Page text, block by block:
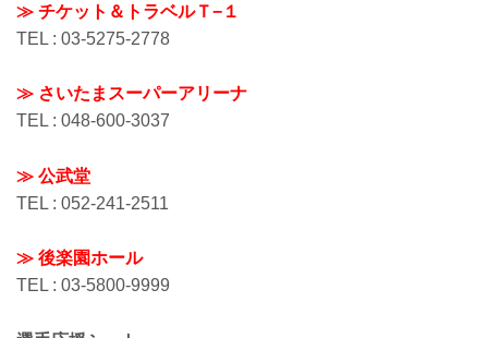
≫ チケット＆トラベルＴ−１
TEL : 03-5275-2778
≫ さいたまスーパーアリーナ
TEL : 048-600-3037
≫ 公武堂
TEL : 052-241-2511
≫ 後楽園ホール
TEL : 03-5800-9999